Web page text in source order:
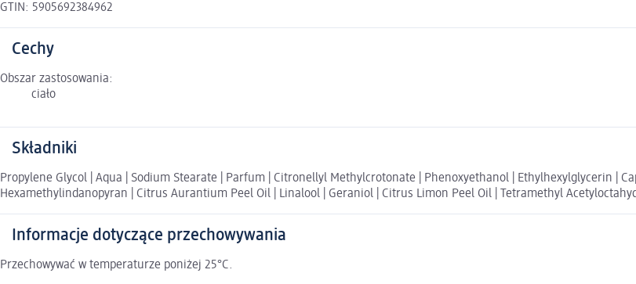
GTIN: 5905692384962
Cechy
Obszar zastosowania:
ciało
Składniki
Propylene Glycol | Aqua | Sodium Stearate | Parfum | Citronellyl Methylcrotonate | Phenoxyethanol | Ethylhexylglycerin |
Hexamethylindanopyran | Citrus Aurantium Peel Oil | Linalool | Geraniol | Citrus Limon Peel Oil | Tetramethyl
Informacje dotyczące przechowywania
Przechowywać w temperaturze poniżej 25°C.